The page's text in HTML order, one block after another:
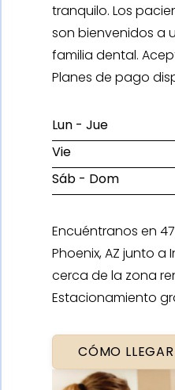
tranquilo. Los
son bienvenidos a
familia dental.
Planes de pago
Lun - Jue
Vie
Sáb - Dom
Encuéntranos en
Phoenix, AZ junto a
cerca de la zona
Estacionamiento
CÓMO LLEGAR